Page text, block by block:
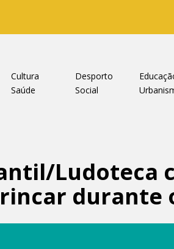
Cultura Desporto
Saúde Social
Ludoteca
durante